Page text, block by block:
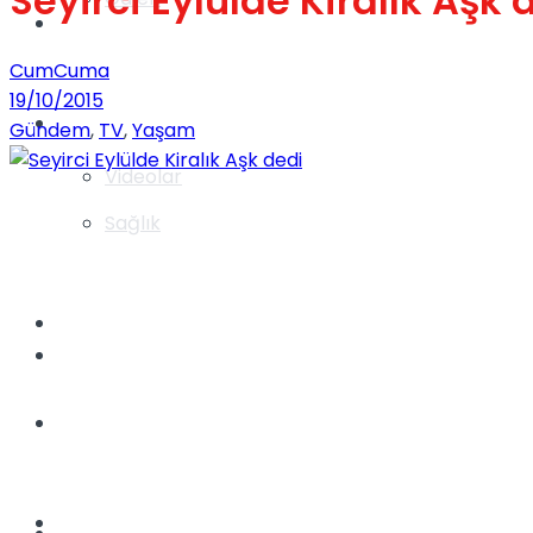
Videolar
Gündem
Yaşam
Sağlık
CumCuma
19/10/2015
Gündem, TV,Yaşam